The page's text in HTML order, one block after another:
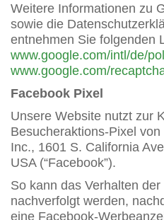
Weitere Informationen zu
sowie die
entnehmen Sie folgenden
www.google.com/intl/de/
www.google.com/
Facebook Pixel
Unsere Website nutzt zur
Besucheraktions-Pixel
Inc., 1601 S. California
USA (“Facebook”).
So kann das Verhalten
nachverfolgt werden,
eine Facebook-